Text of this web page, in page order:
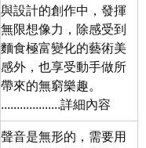
與設計的創作中，發揮
無限想像力，除感受到
麵食極富變化的藝術美
感外，也享受動手做所
帶來的無窮樂趣。
...................詳細內容
聲音是無形的，需要用